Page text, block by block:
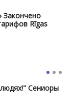
Закончено
Rīgas
Сениоры